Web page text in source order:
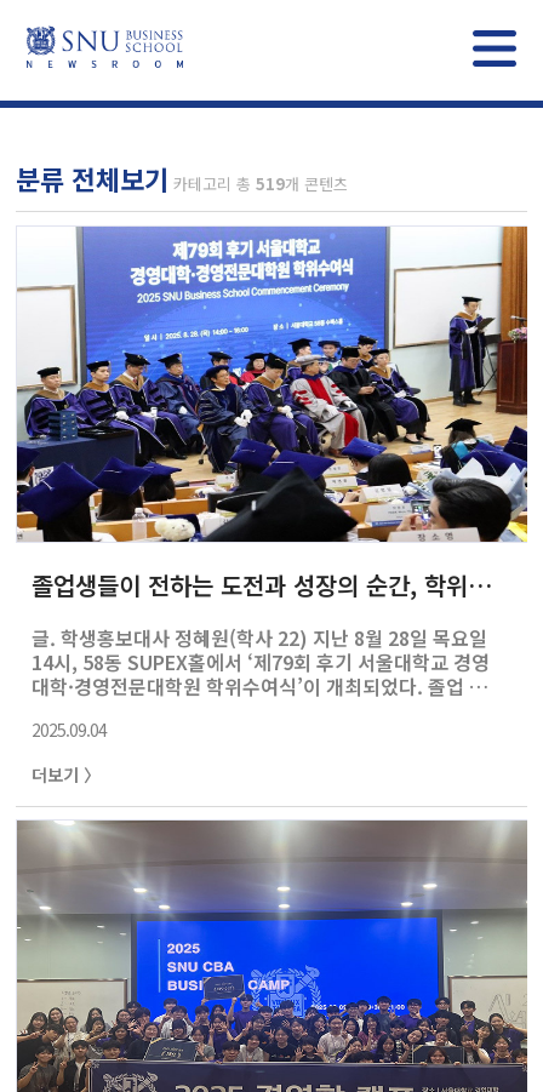
분류 전체보기 카테고리 총519개 콘텐츠
졸업생들이 전하는 도전과 성장의 순간, 학위수여식 현장스케치
글. 학생홍보대사 정혜원(학사 22) 지난 8월 28일 목요일
14시, 58동 SUPEX홀에서 ‘제79회 후기 서울대학교 경영
대학·경영전문대학원 학위수여식’이 개최되었다. 졸업 대
었고, 이원 생중계를 진행한 내빈석에서도 새로운 시작을
임교수의 개회사로 학위수여식의 막이 올랐다. 양홍석 교무
부학장과 백복현 MBA부학장의 학사보고가 이어졌고, 채준
경영(전문)대학(원)장은 졸업식사로 진심 어린 축하의 메시
지를 전달하였다. 서울대학교 상대총동창회 권영수 회장은
어려움을 통한 성장과 사람의 마음을 얻는 겸손함의 중요성
을 강조하는 따뜻한 메시지를 담아 축사를 전하였다. [상대
총동창회 이재익 사무국..
2025.09.04
더보기 〉